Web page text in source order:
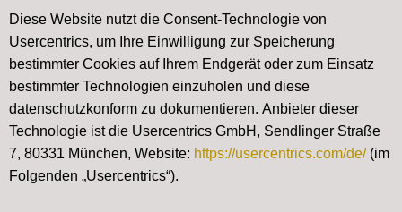
Diese Website nutzt die Consent-Technologie von
Usercentrics, um Ihre Einwilligung zur Speicherung
bestimmter Cookies auf Ihrem Endgerät oder zum Einsatz
bestimmter Technologien einzuholen und diese
datenschutzkonform zu dokumentieren. Anbieter dieser
Technologie ist die Usercentrics GmbH, Sendlinger Straße
7, 80331 München, Website: https://usercentrics.com/de/(im
Folgenden „Usercentrics“).